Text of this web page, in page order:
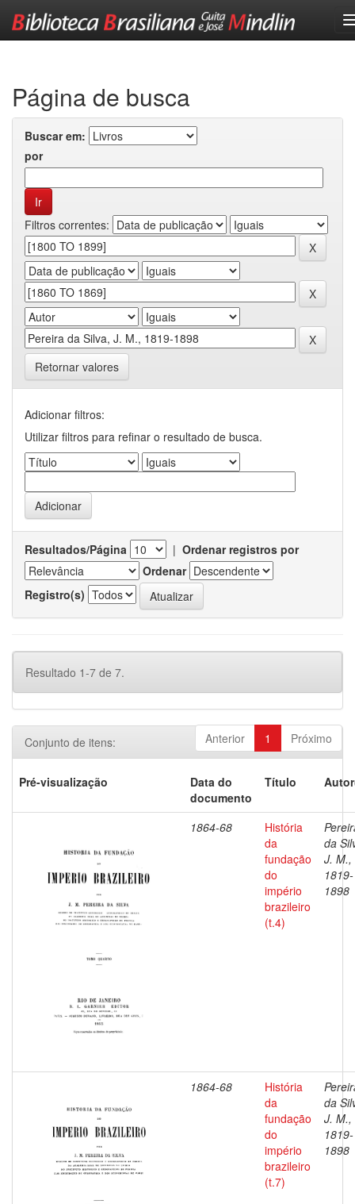
Página de busca
Buscar em:
por
Filtros correntes:
Retornar valores
Adicionar filtros:
Utilizar filtros para refinar o resultado de busca.
Resultados/Página | Ordenar registros por
Ordenar
Registro(s)
Resultado 1-7 de 7.
Anterior 1 Próximo
Conjunto de itens:
Pré-visualização
Data do
documento
Título
1864-68
História
da
fundação
do
império
brazileiro
(t.4)
da
J. M.,
1819-
1898
1864-68
História
da
fundação
do
império
brazileiro
(t.7)
da
J. M.,
1819-
1898